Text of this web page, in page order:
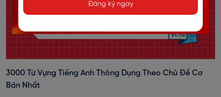
3000 Từ Vựng Tiếng Anh Thông Dụng Theo Chủ Đề Cơ
Bản Nhất
Đăng ký ngay